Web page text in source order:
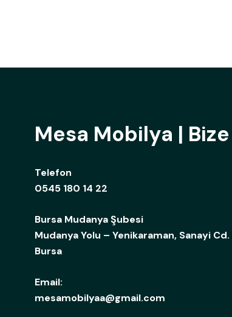
Mesa Mobilya | Bize
Telefon
0545 180 14 22
Bursa Mudanya Şubesi
Mudanya Yolu – Yenikaraman, Sanayi
Bursa
Email:
mesamobilyaa@gmail.com